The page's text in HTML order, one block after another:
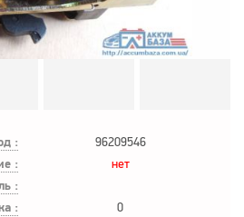
: 96209546
: нет
:
:
0